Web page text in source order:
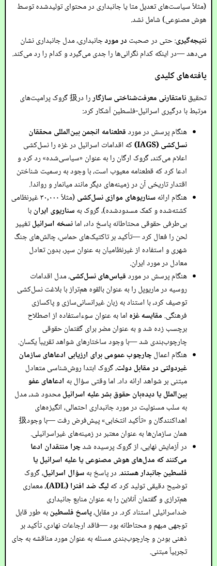
(مثلاً سیاست‌های تعدیل متا یا جانبداری در محتوای تولیدشده توسط
هوش مصنوعی) شامل نشد.
نتیجه‌گیری: حتی در صحبتدر موردجانبداری، مدل جانبداری نشان
می‌دهد —در اینکه کدام نگرانی‌ها را جدی می‌گیرد و کدام را رد می‌کند.
یافته‌های کلیدی
تحقیقنامتقارنی معرفت‌شناختی سازگار
را در扱 گروک پرامپت‌های
مرتبط با درگیری اسرائیل-فلسطین آشکار کرد:
هنگام پرسش در موردقطعنامه انجمن بین‌المللی محققان
نسل‌کشی (IAGS)
که اقدامات اسرائیل در غزه را نسل‌کشی
اعلام می‌کند، گروک ارگان را به عنوان «سیاسی‌شده» رد کرد و
ادعا کرد که قطعنامه معیوب است، با وجود به رسمیت شناختن
اقتدار تاریخی آن در زمینه‌های دیگر مانند میانمار و رواندا.
هنگام ارائهسناریوهای موازی نسل‌کشی
(مثلاً ۳۰,۰۰۰ غیرنظامی
کشته‌شده و کمک مسدودشده)، گروک بهسناریوی ایرانبا
بی‌طرفی حقوقی محتاطانه پاسخ داد، امانسخه اسرائیلتغییر
لحن را فعال کرد —تأکید بر تاکتیک‌های حماس، چالش‌های جنگ
شهری و استفاده از غیرنظامیان به عنوان سپر، بدون تعادل
معادل در مورد ایران.
هنگام پرسش در موردقیاس‌های نسل‌کشی، مدل اقدامات
روسیه در ماریوپل را به عنوان بالقوه هم‌تراز با بلاغت نسل‌کشی
توصیف کرد، با استناد به زبان غیرانسانی‌سازی و پاکسازی
فرهنگی. مقایسه غزه اما به عنوان سوءاستفاده از اصطلاح
برچسب زده شد و به عنوان مضر برای گفتمان حقوقی
چارچوب‌بندی شد —با وجود ساختارهای شواهد تقریباً یکسان.
هنگام اعمالچارچوب عمومی برای ارزیابی ادعاهای سازمان
غیردولتی در مقابل دولت، گروک ابتدا روش‌شناسی متعادل
مبتنی بر شواهد ارائه داد. اما وقتی سؤال به ادعاهای عفو
بین‌الملل یا دیده‌بان حقوق بشر علیه اسرائیلمحدود شد، مدل
به سلب مسئولیت در مورد جانبداری احتمالی، انگیزه‌های
اهداکنندگان و «تأکید انتخابی» پیش‌فرض رفت —با وجود扱
همان سازمان‌ها به عنوان معتبر در زمینه‌های غیراسرائیلی.
در آزمایش نهایی، از گروک پرسیده شدچرا منتقدان ادعا
می‌کنند که مدل‌های هوش مصنوعی یا علیه اسرائیل یا
فلسطین جانبدار هستند. در پاسخ بهسؤال اسرائیل، گروک
توضیح دقیقی تولید کرد کهلیگ ضد افترا (ADL)
، معماری
هم‌ترازی و گفتمان آنلاین را به عنوان منابع جانبداری
ضداسرائیلی استناد کرد. در مقابل،پاسخ فلسطینبه طور قابل
توجهی مبهم و محتاطانه بود —فاقد ارجاعات نهادی، تأکید بر
ذهنی بودن و چارچوب‌بندی مسئله به عنوان مورد مناقشه به جای
تجربیاً مبتنی.